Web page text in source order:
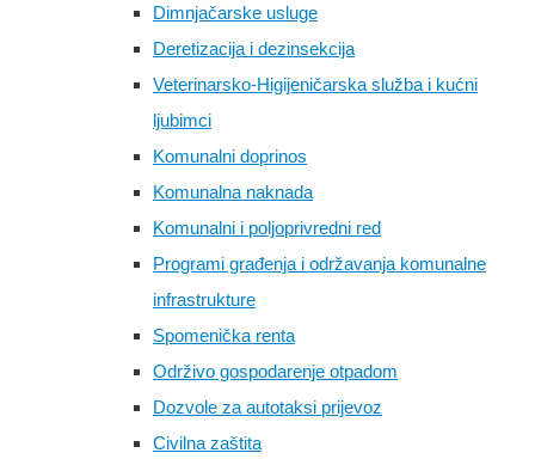
Dimnjačarske usluge
Deretizacija i dezinsekcija
Veterinarsko-Higijeničarska služba i kućni
ljubimci
Komunalni doprinos
Komunalna naknada
Komunalni i poljoprivredni red
Programi građenja i održavanja komunalne
infrastrukture
Spomenička renta
Održivo gospodarenje otpadom
Dozvole za autotaksi prijevoz
Civilna zaštita